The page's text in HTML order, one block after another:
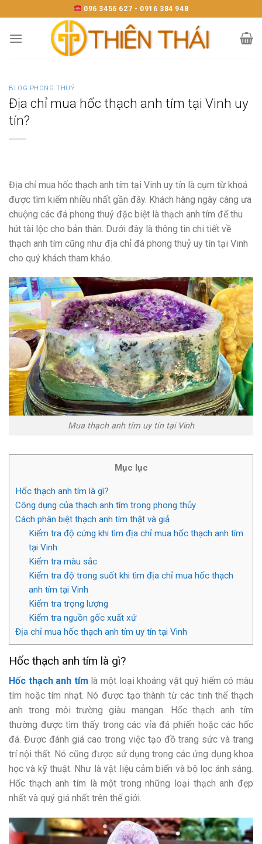
to
content
096 3456 627 - 0916 384 948
BLOG PHONG THUỶ
Địa chỉ mua hốc thạch anh tím tại Vinh uy
tín?
Địa chỉ mua hốc thạch anh tím tại Vinh uy tín là cụm từ khoá
được tìm kiếm nhiều nhất gần đây. Khách hàng ngày càng ưa
chuộng các đá phong thuỷ đặc biệt là thạch anh tím để thu
hút tài lộc cho bản thân. Dưới đây là thông tin chi tiết về
thạch anh tím cũng như địa chỉ đá phong thuỷ uy tín tại Vinh
cho quý khách tham khảo.
Mua thạch anh tím uy tín tại Vinh
Mục lục
Hốc thạch anh tím là gì?
Công dụng của thạch anh tím trong phong thủy
Cách phân biệt thạch anh tím thật và giả
Kiểm tra độ cứng khi tìm địa chỉ mua hốc thạch anh tím
tại Vinh
Kiểm tra màu sắc
Kiểm tra độ trong suốt khi tìm địa chỉ mua hốc thạch
anh tím tại Vinh
Kiểm tra trọng lượng
Kiểm tra nguồn gốc xuất xứ
Địa chỉ mua hốc thạch anh tím uy tín tại Vinh
Hốc thạch anh tím là gì?
Hốc thạch anh tím là một loại khoáng vật quý hiếm có màu
tím hoặc tím nhạt. Nó được tạo thành từ các tinh thể thạch
anh trong môi trường giàu mangan. Hốc thạch anh tím
thường được tìm thấy trong các vỉa đá phiến hoặc các hốc
đá. Được đánh giá cao trong việc tạo đồ trang sức và trang
trí nội thất. Nó cũng được sử dụng trong các ứng dụng khoa
học và kỹ thuật. Như là vật liệu cảm biến và bộ lọc ánh sáng.
Hốc thạch anh tím là một trong những loại thạch anh đẹp
nhất và quý giá nhất trên thế giới.